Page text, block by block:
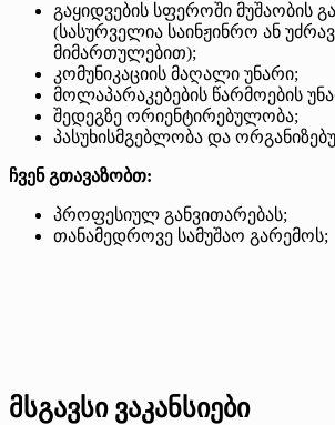
გაყიდვების სფეროში მუშაობის
(სასურველია საინჟინრო ან
მიმართულებით);
კომუნიკაციის მაღალი უნარი;
მოლაპარაკებების წარმოების
შედეგზე ორიენტირებულობა;
პასუხისმგებლობა და
ჩვენ გთავაზობთ:
პროფესიულ განვითარებას;
თანამედროვე სამუშაო გარემოს;
მსგავსი ვაკანსიები